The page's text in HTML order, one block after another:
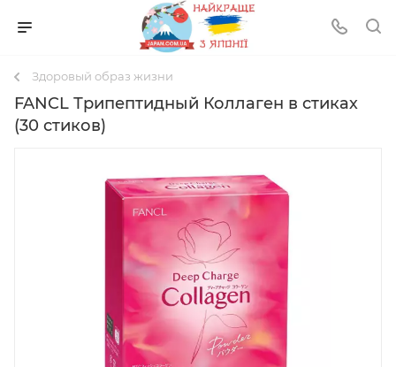
Здоровый образ жизни
FANCL Трипептидный Коллаген в стиках
(30 стиков)